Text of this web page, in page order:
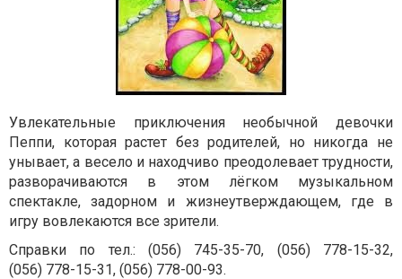
Увлекательные приключения необычной девочки
Пеппи, которая растет без родителей, но никогда не
унывает, а весело и находчиво преодолевает трудности,
разворачиваются в этом лёгком музыкальном
спектакле, задорном и жизнеутверждающем, где в
игру вовлекаются все зрители.
Справки по тел.: (056) 745-35-70, (056) 778-15-32,
(056) 778-15-31, (056) 778-00-93.